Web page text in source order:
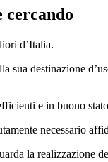
cercando
d’Italia.
destinazione
e in buono
necessario
la realizzazione